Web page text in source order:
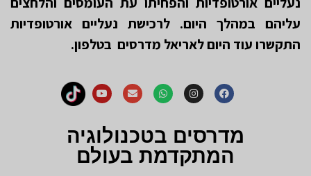
עליהם במהלך היום. לרכישת נעליים אורטופדיות
התקשרו עוד היום לאריאל מדרסים בטלפון.
מדרסים בטכנולוגיה
המתקדמת בעולם